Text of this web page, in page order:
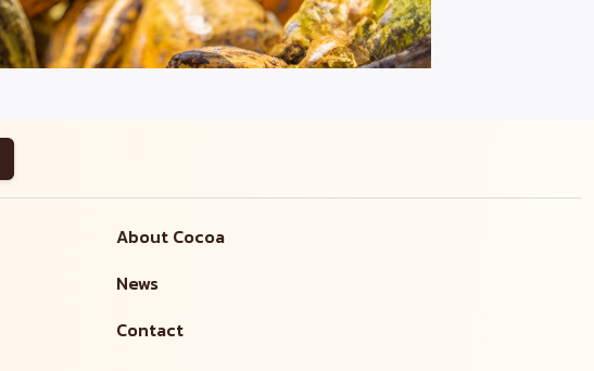
About Cocoa
News
Contact